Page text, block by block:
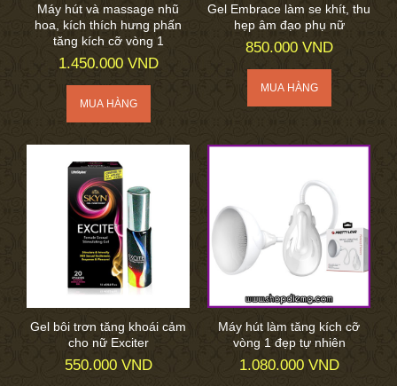
Máy hút và massage nhũ
hoa, kích thích hưng phấn
tăng kích cỡ vòng 1
1.450.000 VND
Gel Embrace làm se khít, thu
hẹp âm đạo phụ nữ
850.000 VND
Gel bôi trơn tăng khoái cảm
cho nữ Exciter
550.000 VND
Máy hút làm tăng kích cỡ
vòng 1 đẹp tự nhiên
1.080.000 VND